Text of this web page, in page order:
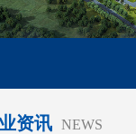
资讯 NEWS